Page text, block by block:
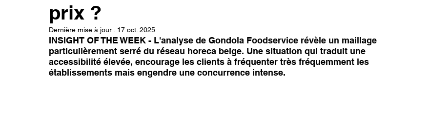
prix ?
Dernière mise à jour : 17 oct. 2025
INSIGHT OF THE WEEK - L'analyse de Gondola Foodservice révèle un maillage
particulièrement serré du réseau horeca belge. Une situation qui traduit une
accessibilité élevée, encourage les clients à fréquenter très fréquemment les
établissements mais engendre une concurrence intense.